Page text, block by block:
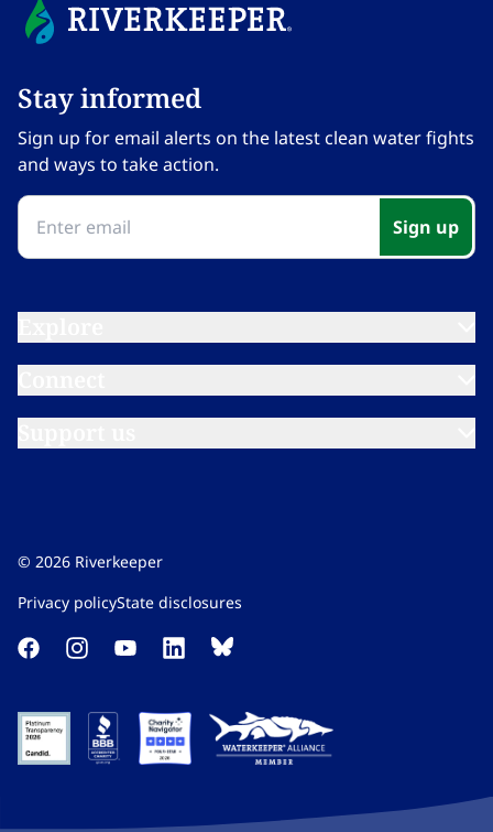
Stay informed​​​​‌ ‍ ​‍​‍‌‍ ‌ ​‍‌‍‍‌‌‍‌ ‌‍‍‌‌‍ ‍​‍​‍​ ‍‍​‍​‍‌ ​ ‌‍​‌‌‍ ‍‌‍‍‌‌ ‌​‌ ‍‌​‍ ‍‌‍‍‌‌‍ ​‍​‍​‍ ​​‍​‍‌‍‍​‌ ​‍‌‍‌‌‌‍‌‍​‍​‍​ ‍‍​‍​‍‌‍‍​‌ ‌​‌ ‌​‌ ​​‌ ​ ​ ‍‍​‍ ​‍ ‌‍​ ‌‍ ‌‌ ​ ​‍ ‍‌‍ ‌‌‍​‌‌‍‍‌‌‍ ‍​‍ ‍​ ​‍​ ​​​ ​‍​ ‌​‌ ​‍‌‍‌‌‌‍‌​‌‍‌‌‌ ​ ‌‍‍‌‌‍‌ ‌‍ ‍​‍ ‍‌ ​‍‌‍‍‌‌ ‌‍‌‍‌‌‌ ​‍‌‍‍ ‌‍‌‌‌‍‌‌‌ ​​‌‍‌‌‌ ​‍​‍ ‍‌‍ ‌ ​‍‌‍‌ ​‍ ‌‍‍‌‌‍ ‍‌ ‌​‌‍‌‌‌‍ ‍‌ ‌​​‍ ‌‍‌‌‌‍‌​‌‍‍‌‌ ‌​​‍ ‌‍ ‌‌‍ ‌‍‌​‌‍‌‌​ ‌‌ ​​‌ ​‍‌‍‌‌‌ ​ ‌‍‌‌‌‍ ‍‌ ‌​‌‍​‌‌ ‌​‌‍‍‌‌‍ ‌‍ ‍​ ‍ ‌‍‍‌‌‍‌​​ ‌‌‍‌‍‌‍ ‌‍ ‌ ‌​‌‍‌‌‌ ​‍​ ‍ ‌ ‌​‌ ‍‌‌ ​​‌‍‌‌​ ‌‌‍‌‍‌‍ ‌‍ ‌ ‌​‌‍‌‌‌ ​‍​ ‍ ‌ ​​‌‍​‌‌ ‌​‌‍‍​​ ‌‌‍ ‍‌‍‌‌‌ ‌ ‌ ​ ‌‍ ​‌‍‌‌‌ ‌​‌ ‌​‌‍‌‌‌ ​‍​‍ ‍‌ ‌​‌‍‍‌‌ ‌​‌‍ ​‌‍‌‌​ ‌‍​‍‌‍​‌‌ ​ ‌‍‌‌‌‌‌‌‌ ​‍‌‍ ​​ ‌‌‍‍​‌ ‌​‌ ‌​‌ ​​‌ ​ ​‍‌‌​ ​ ‌​​‌​‍‌‌​ ​‍‌​‌‍​‍‌‌​ ​‍‌​‌‍‌‍​ ‌‍ ‌‌ ​ ​‍ ‍‌‍ ‌‌‍​‌‌‍‍‌‌‍ ‍​‍ ‍​ ​‍​ ​​​ ​‍​ ‌​‌ ​‍‌‍‌‌‌‍‌​‌‍‌‌‌ ​ ‌‍‍‌‌‍‌ ‌‍ ‍​‍ ‍‌ ​‍‌‍‍‌‌ ‌‍‌‍‌‌‌ ​‍‌‍‍ ‌‍‌‌‌‍‌‌‌ ​​‌‍‌‌‌ ​‍​‍ ‍‌‍ ‌ ​‍‌‍‌ ​‍‌‍‌‍‍‌‌‍‌​​ ‌‌‍‌‍‌‍ ‌‍ ‌ ‌​‌‍‌‌‌ ​‍​‍‌‍‌ ‌​‌ ‍‌‌ ​​‌‍‌‌​ ‌‌‍‌‍‌‍ ‌‍ ‌ ‌​‌‍‌‌‌ ​‍​‍‌‍‌ ​​‌‍​‌‌ ‌​‌‍‍​​ ‌‌‍ ‍‌‍‌‌‌ ‌ ‌ ​ ‌‍ ​‌‍‌‌‌ ‌​‌ ‌​‌‍‌‌‌ ​‍​‍ ‍‌ ‌​‌‍‍‌‌ ‌​‌‍ ​‌‍‌‌​‍‌‍‌ ​​‌‍‌‌‌ ​‍‌ ​ ‌ ​​‌‍‌‌‌‍​ ‌ ‌​‌‍‍‌‌ ‌‍‌‍‌‌​ ‌‌ ​​‌ ‌‌‌‍​‍‌‍ ​‌‍‍‌‌ ​ ‌‍‍​‌‍‌‌‌‍‌​​‍​‍‌ ‌
Sign up for email alerts on the latest clean water fights
and ways to take action.​​​​‌ ‍ ​‍​‍‌‍ ‌ ​‍‌‍‍‌‌‍‌ ‌‍‍‌‌‍ ‍​‍​‍​ ‍‍​‍​‍‌ ​ ‌‍​‌‌‍ ‍‌‍‍‌‌ ‌​‌ ‍‌​‍ ‍‌‍‍‌‌‍ ​‍​‍​‍ ​​‍​‍‌‍‍​‌ ​‍‌‍‌‌‌‍‌‍​‍​‍​ ‍‍​‍​‍‌‍‍​‌ ‌​‌ ‌​‌ ​​‌ ​ ​ ‍‍​‍ ​‍ ‌‍​ ‌‍ ‌‌ ​ ​‍ ‍‌‍ ‌‌‍​‌‌‍‍‌‌‍ ‍​‍ ‍​ ​‍​ ​​​ ​‍​ ‌​‌ ​‍‌‍‌‌‌‍‌​‌‍‌‌‌ ​ ‌‍‍‌‌‍‌ ‌‍ ‍​‍ ‍‌ ​‍‌‍‍‌‌ ‌‍‌‍‌‌‌ ​‍‌‍‍ ‌‍‌‌‌‍‌‌‌ ​​‌‍‌‌‌ ​‍​‍ ‍‌‍ ‌ ​‍‌‍‌ ​‍ ‌‍‍‌‌‍ ‍‌ ‌​‌‍‌‌‌‍ ‍‌ ‌​​‍ ‌‍‌‌‌‍‌​‌‍‍‌‌ ‌​​‍ ‌‍ ‌‌‍ ‌‍‌​‌‍‌‌​ ‌‌ ​​‌ ​‍‌‍‌‌‌ ​ ‌‍‌‌‌‍ ‍‌ ‌​‌‍​‌‌ ‌​‌‍‍‌‌‍ ‌‍ ‍​ ‍ ‌‍‍‌‌‍‌​​ ‌‌‍‌‍‌‍ ‌‍ ‌ ‌​‌‍‌‌‌ ​‍​ ‍ ‌ ‌​‌ ‍‌‌ ​​‌‍‌‌​ ‌‌‍‌‍‌‍ ‌‍ ‌ ‌​‌‍‌‌‌ ​‍​ ‍ ‌ ​​‌‍​‌‌ ‌​‌‍‍​​ ‌‌‍ ‍‌‍‌‌‌ ‌ ‌ ​ ‌‍ ​‌‍‌‌‌ ‌​‌ ‌​‌‍‌‌‌ ​‍​‍ ‍‌‍‌​‌‍‌‌‌ ​ ‌‍​ ‌ ​‍‌‍‍‌‌ ​​‌ ‌​‌‍‍‌‌‍ ‌‍ ‍​ ‌‍​‍‌‍​‌‌ ​ ‌‍‌‌‌‌‌‌‌ ​‍‌‍ ​​ ‌‌‍‍​‌ ‌​‌ ‌​‌ ​​‌ ​ ​‍‌‌​ ​ ‌​​‌​‍‌‌​ ​‍‌​‌‍​‍‌‌​ ​‍‌​‌‍‌‍​ ‌‍ ‌‌ ​ ​‍ ‍‌‍ ‌‌‍​‌‌‍‍‌‌‍ ‍​‍ ‍​ ​‍​ ​​​ ​‍​ ‌​‌ ​‍‌‍‌‌‌‍‌​‌‍‌‌‌ ​ ‌‍‍‌‌‍‌ ‌‍ ‍​‍ ‍‌ ​‍‌‍‍‌‌ ‌‍‌‍‌‌‌ ​‍‌‍‍ ‌‍‌‌‌‍‌‌‌ ​​‌‍‌‌‌ ​‍​‍ ‍‌‍ ‌ ​‍‌‍‌ ​‍‌‍‌‍‍‌‌‍‌​​ ‌‌‍‌‍‌‍ ‌‍ ‌ ‌​‌‍‌‌‌ ​‍​‍‌‍‌ ‌​‌ ‍‌‌ ​​‌‍‌‌​ ‌‌‍‌‍‌‍ ‌‍ ‌ ‌​‌‍‌‌‌ ​‍​‍‌‍‌ ​​‌‍​‌‌ ‌​‌‍‍​​ ‌‌‍ ‍‌‍‌‌‌ ‌ ‌ ​ ‌‍ ​‌‍‌‌‌ ‌​‌ ‌​‌‍‌‌‌ ​‍​‍ ‍‌‍‌​‌‍‌‌‌ ​ ‌‍​ ‌ ​‍‌‍‍‌‌ ​​‌ ‌​‌‍‍‌‌‍ ‌‍ ‍​‍‌‍‌ ​​‌‍‌‌‌ ​‍‌ ​ ‌ ​​‌‍‌‌‌‍​ ‌ ‌​‌‍‍‌‌ ‌‍‌‍‌‌​ ‌‌ ​​‌ ‌‌‌‍​‍‌‍ ​‌‍‍‌‌ ​ ‌‍‍​‌‍‌‌‌‍‌​​‍​‍‌ ‌
Sign up​​​​‌ ‍ ​‍​‍‌‍ ‌ ​‍‌‍‍‌‌‍‌ ‌‍‍‌‌‍ ‍​‍​‍​ ‍‍​‍​‍‌ ​ ‌‍​‌‌‍ ‍‌‍‍‌‌ ‌​‌ ‍‌​‍ ‍‌‍‍‌‌‍ ​‍​‍​‍ ​​‍​‍‌‍‍​‌ ​‍‌‍‌‌‌‍‌‍​‍​‍​ ‍‍​‍​‍‌‍‍​‌ ‌​‌ ‌​‌ ​​‌ ​ ​ ‍‍​‍ ​‍ ‌‍​ ‌‍ ‌‌ ​ ​‍ ‍‌‍ ‌‌‍​‌‌‍‍‌‌‍ ‍​‍ ‍​ ​‍​ ​​​ ​‍​ ‌​‌ ​‍‌‍‌‌‌‍‌​‌‍‌‌‌ ​ ‌‍‍‌‌‍‌ ‌‍ ‍​‍ ‍‌ ​‍‌‍‍‌‌ ‌‍‌‍‌‌‌ ​‍‌‍‍ ‌‍‌‌‌‍‌‌‌ ​​‌‍‌‌‌ ​‍​‍ ‍‌‍ ‌ ​‍‌‍‌ ​‍ ‌‍‍‌‌‍ ‍‌ ‌​‌‍‌‌‌‍ ‍‌ ‌​​‍ ‌‍‌‌‌‍‌​‌‍‍‌‌ ‌​​‍ ‌‍ ‌‌‍ ‌‍‌​‌‍‌‌​ ‌‌ ​​‌ ​‍‌‍‌‌‌ ​ ‌‍‌‌‌‍ ‍‌ ‌​‌‍​‌‌ ‌​‌‍‍‌‌‍ ‌‍ ‍​ ‍ ‌‍‍‌‌‍‌​​ ‌‌‍‌‍‌‍ ‌‍ ‌ ‌​‌‍‌‌‌ ​‍​ ‍ ‌ ‌​‌ ‍‌‌ ​​‌‍‌‌​ ‌‌‍‌‍‌‍ ‌‍ ‌ ‌​‌‍‌‌‌ ​‍​ ‍ ‌ ​​‌‍​‌‌ ‌​‌‍‍​​ ‌‌‍ ‍‌‍‌‌‌ ‌ ‌ ​ ‌‍ ​‌‍‌‌‌ ‌​‌ ‌​‌‍‌‌‌ ​‍​‍ ‍‌‍​‍‌ ‌‌‌ ‌​‌ ‌​‌‍ ‌‍ ‍‌​ ​‌‍​‌‌‍​‍‌‍‌‌‌‍ ​​ ‌‍​‍‌‍​‌‌ ​ ‌‍‌‌‌‌‌‌‌ ​‍‌‍ ​​ ‌‌‍‍​‌ ‌​‌ ‌​‌ ​​‌ ​ ​‍‌‌​ ​ ‌​​‌​‍‌‌​ ​‍‌​‌‍​‍‌‌​ ​‍‌​‌‍‌‍​ ‌‍ ‌‌ ​ ​‍ ‍‌‍ ‌‌‍​‌‌‍‍‌‌‍ ‍​‍ ‍​ ​‍​ ​​​ ​‍​ ‌​‌ ​‍‌‍‌‌‌‍‌​‌‍‌‌‌ ​ ‌‍‍‌‌‍‌ ‌‍ ‍​‍ ‍‌ ​‍‌‍‍‌‌ ‌‍‌‍‌‌‌ ​‍‌‍‍ ‌‍‌‌‌‍‌‌‌ ​​‌‍‌‌‌ ​‍​‍ ‍‌‍ ‌ ​‍‌‍‌ ​‍‌‍‌‍‍‌‌‍‌​​ ‌‌‍‌‍‌‍ ‌‍ ‌ ‌​‌‍‌‌‌ ​‍​‍‌‍‌ ‌​‌ ‍‌‌ ​​‌‍‌‌​ ‌‌‍‌‍‌‍ ‌‍ ‌ ‌​‌‍‌‌‌ ​‍​‍‌‍‌ ​​‌‍​‌‌ ‌​‌‍‍​​ ‌‌‍ ‍‌‍‌‌‌ ‌ ‌ ​ ‌‍ ​‌‍‌‌‌ ‌​‌ ‌​‌‍‌‌‌ ​‍​‍ ‍‌‍​‍‌ ‌‌‌ ‌​‌ ‌​‌‍ ‌‍ ‍‌​ ​‌‍​‌‌‍​‍‌‍‌‌‌‍ ​​‍‌‍‌ ​​‌‍‌‌‌ ​‍‌ ​ ‌ ​​‌‍‌‌‌‍​ ‌ ‌​‌‍‍‌‌ ‌‍‌‍‌‌​ ‌‌ ​​‌ ‌‌‌‍​‍‌‍ ​‌‍‍‌‌ ​ ‌‍‍​‌‍‌‌‌‍‌​​‍​‍‌ ‌
© 2026 Riverkeeper
Privacy policy​​​​‌ ‍ ​‍​‍‌‍ ‌ ​‍‌‍‍‌‌‍‌ ‌‍‍‌‌‍ ‍​‍​‍​ ‍‍​‍​‍‌ ​ ‌‍​‌‌‍ ‍‌‍‍‌‌ ‌​‌ ‍‌​‍ ‍‌‍‍‌‌‍ ​‍​‍​‍ ​​‍​‍‌‍‍​‌ ​‍‌‍‌‌‌‍‌‍​‍​‍​ ‍‍​‍​‍‌‍‍​‌ ‌​‌ ‌​‌ ​​‌ ​ ​ ‍‍​‍ ​‍ ‌‍​ ‌‍ ‌‌ ​ ​‍ ‍‌‍ ‌‌‍​‌‌‍‍‌‌‍ ‍​‍ ‍​ ​‍​ ​​​ ​‍​ ‌​‌ ​‍‌‍‌‌‌‍‌​‌‍‌‌‌ ​ ‌‍‍‌‌‍‌ ‌‍ ‍​‍ ‍‌ ​‍‌‍‍‌‌ ‌‍‌‍‌‌‌ ​‍‌‍‍ ‌‍‌‌‌‍‌‌‌ ​​‌‍‌‌‌ ​‍​‍ ‍‌‍ ‌ ​‍‌‍‌ ​‍ ‌‍‍‌‌‍ ‍‌ ‌​‌‍‌‌‌‍ ‍‌ ‌​​‍ ‌‍‌‌‌‍‌​‌‍‍‌‌ ‌​​‍ ‌‍ ‌‌‍ ‌‍‌​‌‍‌‌​ ‌‌ ​​‌ ​‍‌‍‌‌‌ ​ ‌‍‌‌‌‍ ‍‌ ‌​‌‍​‌‌ ‌​‌‍‍‌‌‍ ‌‍ ‍​ ‍ ‌‍‍‌‌‍‌​​ ‌‌‍‌‍‌‍ ‌‍ ‌ ‌​‌‍‌‌‌ ​‍​ ‍ ‌ ‌​‌ ‍‌‌ ​​‌‍‌‌​ ‌‌‍‌‍‌‍ ‌‍ ‌ ‌​‌‍‌‌‌ ​‍​ ‍ ‌ ​​‌‍​‌‌ ‌​‌‍‍​​ ‌‌‍​‌‌‍‌​‌‍‌​‌‍‍‌‌ ‌​‌‍‍‌‌‍ ‌‍ ‍‌‍​‌‌‍ ​‌​ ​‌‍‍‌‌‍ ‍‌‍‍ ‌ ​ ​‍‌‌​ ‌‌‌​​‍‌‌ ‌‍‍ ‌‍‌‌‌ ‍‌​‍‌‌​ ​ ‌​‌​​‍‌‌​ ​ ‌​‌​​‍‌‌​ ​‍​ ​‍‌‍​ ‌‍‌‍​ ​​​ ​‍​ ​‌​ ‌‍​ ‍‌​ ‌​​ ‌​‌‍​‌​ ​‍‌‍​ ​‍‌‌​ ​‍​ ​‍​‍‌‌​ ‌‌‌​‌​​‍ ‍‌ ‌​‌‍‌‌‌ ‍​‌ ‌​​ ‌‍​‍‌‍​‌‌ ​ ‌‍‌‌‌‌‌‌‌ ​‍‌‍ ​​ ‌‌‍‍​‌ ‌​‌ ‌​‌ ​​‌ ​ ​‍‌‌​ ​ ‌​​‌​‍‌‌​ ​‍‌​‌‍​‍‌‌​ ​‍‌​‌‍‌‍​ ‌‍ ‌‌ ​ ​‍ ‍‌‍ ‌‌‍​‌‌‍‍‌‌‍ ‍​‍ ‍​ ​‍​ ​​​ ​‍​ ‌​‌ ​‍‌‍‌‌‌‍‌​‌‍‌‌‌ ​ ‌‍‍‌‌‍‌ ‌‍ ‍​‍ ‍‌ ​‍‌‍‍‌‌ ‌‍‌‍‌‌‌ ​‍‌‍‍ ‌‍‌‌‌‍‌‌‌ ​​‌‍‌‌‌ ​‍​‍ ‍‌‍ ‌ ​‍‌‍‌ ​‍‌‍‌‍‍‌‌‍‌​​ ‌‌‍‌‍‌‍ ‌‍ ‌ ‌​‌‍‌‌‌ ​‍​‍‌‍‌ ‌​‌ ‍‌‌ ​​‌‍‌‌​ ‌‌‍‌‍‌‍ ‌‍ ‌ ‌​‌‍‌‌‌ ​‍​‍‌‍‌ ​​‌‍​‌‌ ‌​‌‍‍​​ ‌‌‍​‌‌‍‌​‌‍‌​‌‍‍‌‌ ‌​‌‍‍‌‌‍ ‌‍ ‍‌‍​‌‌‍ ​‌​ ​‌‍‍‌‌‍ ‍‌‍‍ ‌ ​ ​‍‌‌​ ‌‌‌​​‍‌‌ ‌‍‍ ‌‍‌‌‌ ‍‌​‍‌‌​ ​ ‌​‌​​‍‌‌​ ​ ‌​‌​​‍‌‌​ ​‍​ ​‍‌‍​ ‌‍‌‍​ ​​​ ​‍​ ​‌​ ‌‍​ ‍‌​ ‌​​ ‌​‌‍​‌​ ​‍‌‍​ ​‍‌‌​ ​‍​ ​‍​‍‌‌​ ‌‌‌​‌​​‍ ‍‌ ‌​‌‍‌‌‌ ‍​‌ ‌​​‍‌‍‌ ​​‌‍‌‌‌ ​‍‌ ​ ‌ ​​‌‍‌‌‌‍​ ‌ ‌​‌‍‍‌‌ ‌‍‌‍‌‌​ ‌‌ ​​‌ ‌‌‌‍​‍‌‍ ​‌‍‍‌‌ ​ ‌‍‍​‌‍‌‌‌‍‌​​‍​‍‌ ‌State disclosures​​​​‌ ‍ ​‍​‍‌‍ ‌ ​‍‌‍‍‌‌‍‌ ‌‍‍‌‌‍ ‍​‍​‍​ ‍‍​‍​‍‌ ​ ‌‍​‌‌‍ ‍‌‍‍‌‌ ‌​‌ ‍‌​‍ ‍‌‍‍‌‌‍ ​‍​‍​‍ ​​‍​‍‌‍‍​‌ ​‍‌‍‌‌‌‍‌‍​‍​‍​ ‍‍​‍​‍‌‍‍​‌ ‌​‌ ‌​‌ ​​‌ ​ ​ ‍‍​‍ ​‍ ‌‍​ ‌‍ ‌‌ ​ ​‍ ‍‌‍ ‌‌‍​‌‌‍‍‌‌‍ ‍​‍ ‍​ ​‍​ ​​​ ​‍​ ‌​‌ ​‍‌‍‌‌‌‍‌​‌‍‌‌‌ ​ ‌‍‍‌‌‍‌ ‌‍ ‍​‍ ‍‌ ​‍‌‍‍‌‌ ‌‍‌‍‌‌‌ ​‍‌‍‍ ‌‍‌‌‌‍‌‌‌ ​​‌‍‌‌‌ ​‍​‍ ‍‌‍ ‌ ​‍‌‍‌ ​‍ ‌‍‍‌‌‍ ‍‌ ‌​‌‍‌‌‌‍ ‍‌ ‌​​‍ ‌‍‌‌‌‍‌​‌‍‍‌‌ ‌​​‍ ‌‍ ‌‌‍ ‌‍‌​‌‍‌‌​ ‌‌ ​​‌ ​‍‌‍‌‌‌ ​ ‌‍‌‌‌‍ ‍‌ ‌​‌‍​‌‌ ‌​‌‍‍‌‌‍ ‌‍ ‍​ ‍ ‌‍‍‌‌‍‌​​ ‌‌‍‌‍‌‍ ‌‍ ‌ ‌​‌‍‌‌‌ ​‍​ ‍ ‌ ‌​‌ ‍‌‌ ​​‌‍‌‌​ ‌‌‍‌‍‌‍ ‌‍ ‌ ‌​‌‍‌‌‌ ​‍​ ‍ ‌ ​​‌‍​‌‌ ‌​‌‍‍​​ ‌‌‍​‌‌‍‌​‌‍‌​‌‍‍‌‌ ‌​‌‍‍‌‌‍ ‌‍ ‍‌‍​‌‌‍ ​‌​ ​‌‍‍‌‌‍ ‍‌‍‍ ‌ ​ ​‍‌‌​ ‌‌‌​​‍‌‌ ‌‍‍ ‌‍‌‌‌ ‍‌​‍‌‌​ ​ ‌​‌​​‍‌‌​ ​ ‌​‌​​‍‌‌​ ​‍​ ​‍​ ‌‍‌‍​ ‌‍‌‌​ ‍​‌‍‌‌​ ​​‌‍‌​​ ​‍‌‍​‌​ ‌​​ ‍​​ ‍​​‍‌‌​ ​‍​ ​‍​‍‌‌​ ‌‌‌​‌​​‍ ‍‌ ‌​‌‍‌‌‌ ‍​‌ ‌​​ ‌‍​‍‌‍​‌‌ ​ ‌‍‌‌‌‌‌‌‌ ​‍‌‍ ​​ ‌‌‍‍​‌ ‌​‌ ‌​‌ ​​‌ ​ ​‍‌‌​ ​ ‌​​‌​‍‌‌​ ​‍‌​‌‍​‍‌‌​ ​‍‌​‌‍‌‍​ ‌‍ ‌‌ ​ ​‍ ‍‌‍ ‌‌‍​‌‌‍‍‌‌‍ ‍​‍ ‍​ ​‍​ ​​​ ​‍​ ‌​‌ ​‍‌‍‌‌‌‍‌​‌‍‌‌‌ ​ ‌‍‍‌‌‍‌ ‌‍ ‍​‍ ‍‌ ​‍‌‍‍‌‌ ‌‍‌‍‌‌‌ ​‍‌‍‍ ‌‍‌‌‌‍‌‌‌ ​​‌‍‌‌‌ ​‍​‍ ‍‌‍ ‌ ​‍‌‍‌ ​‍‌‍‌‍‍‌‌‍‌​​ ‌‌‍‌‍‌‍ ‌‍ ‌ ‌​‌‍‌‌‌ ​‍​‍‌‍‌ ‌​‌ ‍‌‌ ​​‌‍‌‌​ ‌‌‍‌‍‌‍ ‌‍ ‌ ‌​‌‍‌‌‌ ​‍​‍‌‍‌ ​​‌‍​‌‌ ‌​‌‍‍​​ ‌‌‍​‌‌‍‌​‌‍‌​‌‍‍‌‌ ‌​‌‍‍‌‌‍ ‌‍ ‍‌‍​‌‌‍ ​‌​ ​‌‍‍‌‌‍ ‍‌‍‍ ‌ ​ ​‍‌‌​ ‌‌‌​​‍‌‌ ‌‍‍ ‌‍‌‌‌ ‍‌​‍‌‌​ ​ ‌​‌​​‍‌‌​ ​ ‌​‌​​‍‌‌​ ​‍​ ​‍​ ‌‍‌‍​ ‌‍‌‌​ ‍​‌‍‌‌​ ​​‌‍‌​​ ​‍‌‍​‌​ ‌​​ ‍​​ ‍​​‍‌‌​ ​‍​ ​‍​‍‌‌​ ‌‌‌​‌​​‍ ‍‌ ‌​‌‍‌‌‌ ‍​‌ ‌​​‍‌‍‌ ​​‌‍‌‌‌ ​‍‌ ​ ‌ ​​‌‍‌‌‌‍​ ‌ ‌​‌‍‍‌‌ ‌‍‌‍‌‌​ ‌‌ ​​‌ ‌‌‌‍​‍‌‍ ​‌‍‍‌‌ ​ ‌‍‍​‌‍‌‌‌‍‌​​‍​‍‌ ‌